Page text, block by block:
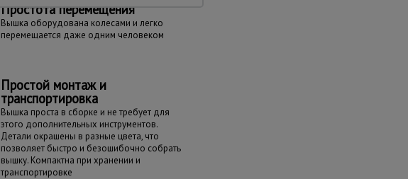
Простота перемещения
Вышка оборудована колесами и легко
перемещается даже одним человеком
Простой монтаж и
транспортировка
Вышка проста в сборке и не требует для
этого дополнительных инструментов.
Детали окрашены в разные цвета, что
позволяет быстро и безошибочно собрать
вышку. Компактна при хранении и
транспортировке